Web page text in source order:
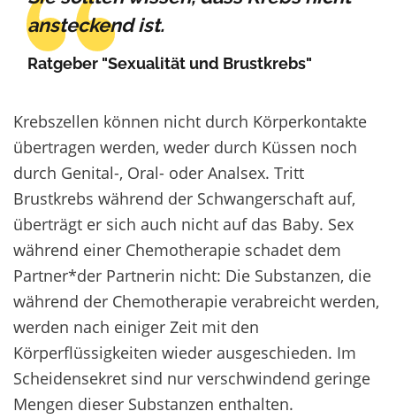
ansteckend ist.
Ratgeber "Sexualität und Brustkrebs"
Krebszellen können nicht durch Körperkontakte
übertragen werden, weder durch Küssen noch
durch Genital-, Oral- oder Analsex. Tritt
Brustkrebs während der Schwangerschaft auf,
überträgt er sich auch nicht auf das Baby. Sex
während einer Chemotherapie schadet dem
Partner*der Partnerin nicht: Die Substanzen, die
während der Chemotherapie verabreicht werden,
werden nach einiger Zeit mit den
Körperflüssigkeiten wieder ausgeschieden. Im
Scheidensekret sind nur verschwindend geringe
Mengen dieser Substanzen enthalten.